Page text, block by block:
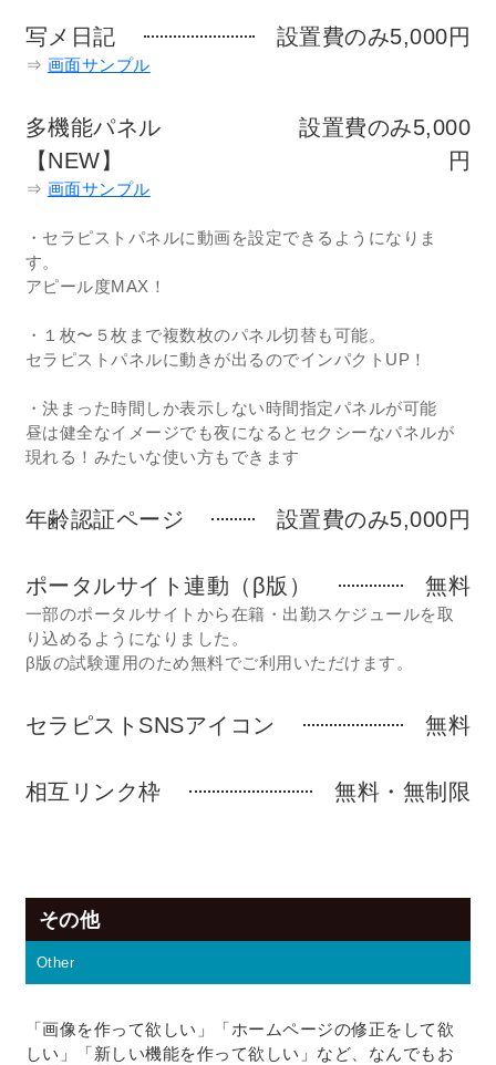
写メ日記 設置費のみ5,000円
⇒ 画面サンプル
多機能パネル
【NEW】
設置費のみ5,000
円
⇒ 画面サンプル
・セラピストパネルに動画を設定できるようになりま
す。
アピール度MAX！
・１枚〜５枚まで複数枚のパネル切替も可能。
セラピストパネルに動きが出るのでインパクトUP！
・決まった時間しか表示しない時間指定パネルが可能
昼は健全なイメージでも夜になるとセクシーなパネルが
現れる！みたいな使い方もできます
年齢認証ページ 設置費のみ5,000円
ポータルサイト連動（β版） 無料
一部のポータルサイトから在籍・出勤スケジュールを取
り込めるようになりました。
β版の試験運用のため無料でご利用いただけます。
セラピストSNSアイコン 無料
相互リンク枠 無料・無制限
その他
Other
「画像を作って欲しい」「ホームページの修正をして欲
しい」「新しい機能を作って欲しい」など、なんでもお